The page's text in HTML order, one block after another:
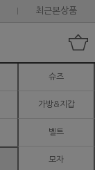
최근본상품
슈즈
가방&지갑
벨트
모자